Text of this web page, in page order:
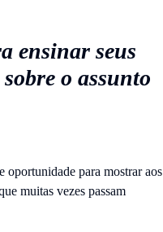
ensinar seus
o assunto
oportunidade para mostrar aos
muitas vezes passam